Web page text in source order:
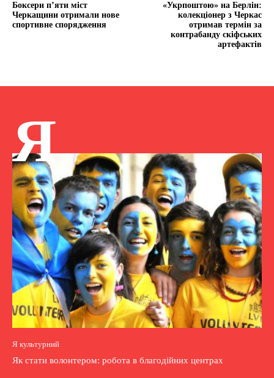
Боксери п’яти міст
Черкащини отримали нове
спортивне спорядження
«Укрпоштою» на Берлін:
колекціонер з Черкас
отримав термін за
контрабанду скіфських
артефактів
Я
Я культурний
Як стати волонтером: робота в благодійних центрах